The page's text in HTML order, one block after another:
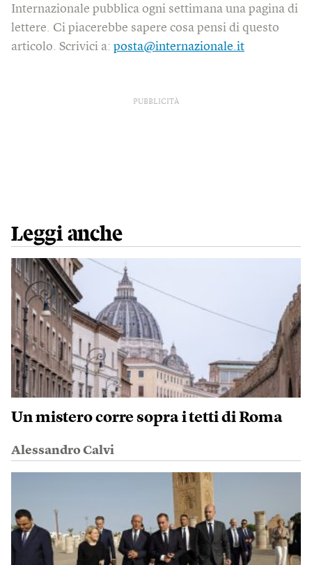
Internazionale pubblica ogni settimana una pagina di
lettere. Ci piacerebbe sapere cosa pensi di questo
articolo. Scrivici a: posta@internazionale.it
PUBBLICITÀ
Leggi anche
Un mistero corre sopra i tetti di Roma
Alessandro Calvi